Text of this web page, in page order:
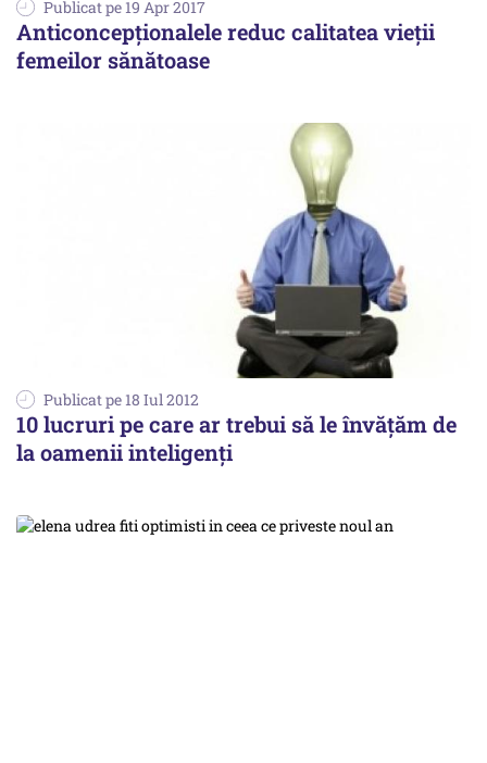
Publicat pe 19 Apr 2017
Anticoncepționalele reduc calitatea vieții
femeilor sănătoase
Publicat pe 18 Iul 2012
10 lucruri pe care ar trebui să le învăţăm de
la oamenii inteligenţi